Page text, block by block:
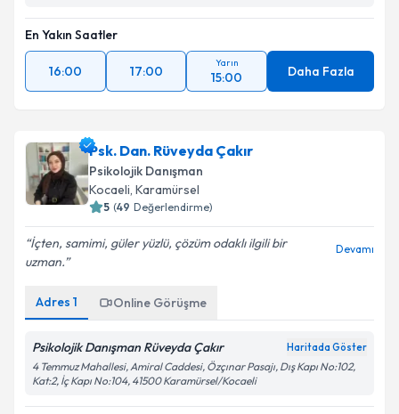
En Yakın Saatler
16:00 17:00
Yarın
15:00 Daha Fazla
Psk. Dan. Rüveyda Çakır
Psikolojik Danışman
Kocaeli, Karamürsel
5 (49 Değerlendirme)
İçten, samimi, güler yüzlü, çözüm odaklı ilgili bir
uzman.
Devamı
Adres 1 Online Görüşme
Psikolojik Danışman Rüveyda Çakır Haritada Göster
4 Temmuz Mahallesi, Amiral Caddesi, Özçınar Pasajı, Dış Kapı No:102,
Kat:2, İç Kapı No:104, 41500 Karamürsel/Kocaeli